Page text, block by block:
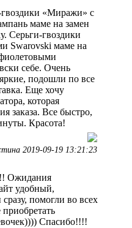
«Миражи» с
маме на замен
Серьги-гвоздики
Swarovski маме на
себе. Очень
подошли по все
Еще хочу
которая
заказа. Все быстро,
Красота!
2019-09-19 13:21:23
Ожидания
удобный,
помогли во всех
Спасибо!!!!